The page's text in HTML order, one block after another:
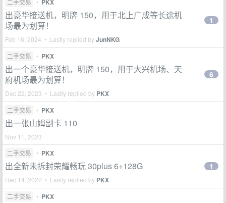
二手交易 • PKX
出豪华接送机，明牌 150，用于北上广成等长途机
场最为划算！
Feb 16, 2024 • Lastly replied byJunNKG
1
二手交易 • PKX
出一个豪华接送机，明牌 150，用于大兴机场、天
府机场最为划算！
Dec 22, 2023 • Lastly replied by PKX
6
二手交易 • PKX
出一张山姆副卡 110
Nov 11, 2023
二手交易
• PKX
出全新未拆封荣耀畅玩 30plus 6+128G
Dec 14, 2022 • Lastly replied by PKX
1
二手交易 • PKX